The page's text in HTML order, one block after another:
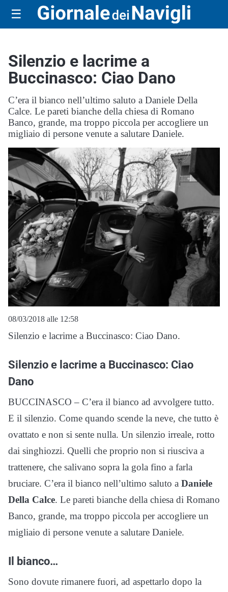
☰
Silenzio e lacrime a
Buccinasco: Ciao Dano
C’era il bianco nell’ultimo saluto a Daniele Della
Calce. Le pareti bianche della chiesa di Romano
Banco, grande, ma troppo piccola per accogliere un
migliaio di persone venute a salutare Daniele.
08/03/2018 alle 12:58
Silenzio e lacrime a Buccinasco: Ciao Dano.
Silenzio e lacrime a Buccinasco: Ciao
Dano
BUCCINASCO – C’era il bianco ad avvolgere tutto.
E il silenzio. Come quando scende la neve, che tutto è
ovattato e non si sente nulla. Un silenzio irreale, rotto
dai singhiozzi. Quelli che proprio non si riusciva a
trattenere, che salivano sopra la gola fino a farla
bruciare. C’era il bianco nell’ultimo saluto a Daniele
Della Calce. Le pareti bianche della chiesa di Romano
Banco, grande, ma troppo piccola per accogliere un
migliaio di persone venute a salutare Daniele.
Il bianco…
Sono dovute rimanere fuori, ad aspettarlo dopo la